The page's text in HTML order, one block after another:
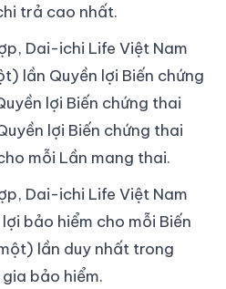
trả cao nhất.
Dai-ichi Life Việt Nam
lần Quyền lợi Biến chứng
lợi Biến chứng thai
lợi Biến chứng thai
mỗi Lần mang thai.
Dai-ichi Life Việt Nam
bảo hiểm cho mỗi Biến
lần duy nhất trong
bảo hiểm.